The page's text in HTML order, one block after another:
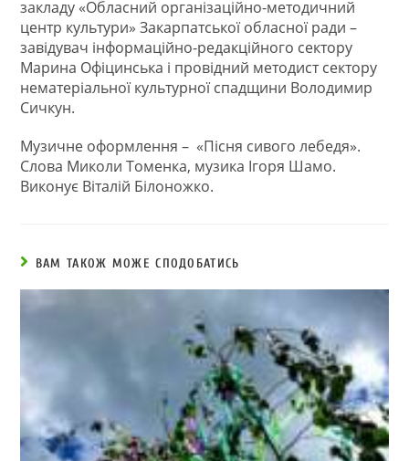
закладу «Обласний організаційно-методичний
центр культури» Закарпатської обласної ради –
завідувач інформаційно-редакційного сектору
Марина Офіцинська і провідний методист сектору
нематеріальної культурної спадщини Володимир
Сичкун.
Музичне оформлення – «Пісня сивого лебедя».
Слова Миколи Томенка, музика Ігоря Шамо.
Виконує Віталій Білоножко.
ВАМ ТАКОЖ МОЖЕ СПОДОБАТИСЬ